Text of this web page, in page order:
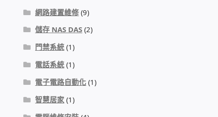
公用房間插卡計費方案
充電樁
DIY材料
網路建置維修 (9)
儲存 NAS DAS (2)
門禁系統 (1)
電話系統 (1)
電子電路自動化 (1)
智慧居家 (1)